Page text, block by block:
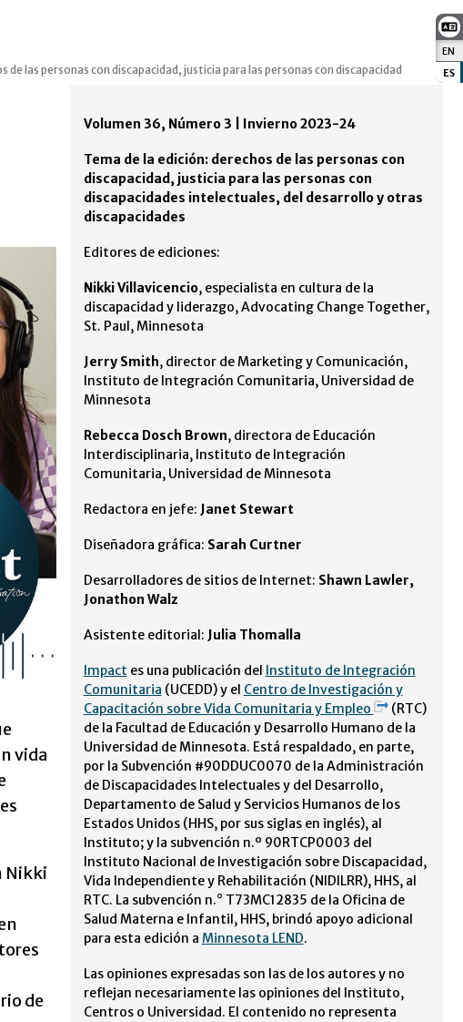
EN
ES
de las personas con discapacidad, justicia para las personas con discapacidad
vida
Nikki
de
Volumen 36, Número 3 | Invierno 2023-24
Tema de la edición: derechos de las personas con
discapacidad, justicia para las personas con
discapacidades intelectuales, del desarrollo y otras
discapacidades
Editores de ediciones:
Nikki Villavicencio, especialista en cultura de la
discapacidad y liderazgo, Advocating Change Together,
St. Paul, Minnesota
Jerry Smith, director de Marketing y Comunicación,
Instituto de Integración Comunitaria, Universidad de
Minnesota
Rebecca Dosch Brown, directora de Educación
Interdisciplinaria, Instituto de Integración
Comunitaria, Universidad de Minnesota
Redactora en jefe: Janet Stewart
Diseñadora gráfica: Sarah Curtner
Desarrolladores de sitios de Internet: Shawn Lawler,
Jonathon Walz
Asistente editorial: Julia Thomalla
Impact es una publicación del Instituto de Integración
Comunitaria (UCEDD) y el Centro de Investigación y
Capacitación sobre Vida Comunitaria y Empleo
(RTC)
de la Facultad de Educación y Desarrollo Humano de la
Universidad de Minnesota. Está respaldado, en parte,
por la Subvención #90DDUC0070 de la Administración
de Discapacidades Intelectuales y del Desarrollo,
Departamento de Salud y Servicios Humanos de los
Estados Unidos (HHS, por sus siglas en inglés), al
Instituto; y la subvención n.º 90RTCP0003 del
Instituto Nacional de Investigación sobre Discapacidad,
Vida Independiente y Rehabilitación (NIDILRR), HHS, al
RTC. La subvención n.° T73MC12835 de la Oficina de
Salud Materna e Infantil, HHS, brindó apoyo adicional
para esta edición a Minnesota LEND.
Las opiniones expresadas son las de los autores y no
reflejan necesariamente las opiniones del Instituto,
Centros o Universidad. El contenido no representa